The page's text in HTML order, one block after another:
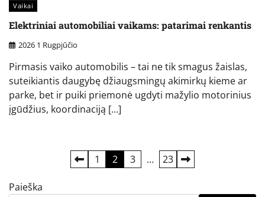
Vaikai
Elektriniai automobiliai vaikams: patarimai renkantis
2026 1 Rugpjūčio
Pirmasis vaiko automobilis – tai ne tik smagus žaislas,
suteikiantis daugybę džiaugsmingų akimirkų kieme ar
parke, bet ir puiki priemonė ugdyti mažylio motorinius
įgūdžius, koordinaciją […]
puslapiavimas
1 2 3 … 23
Paieška